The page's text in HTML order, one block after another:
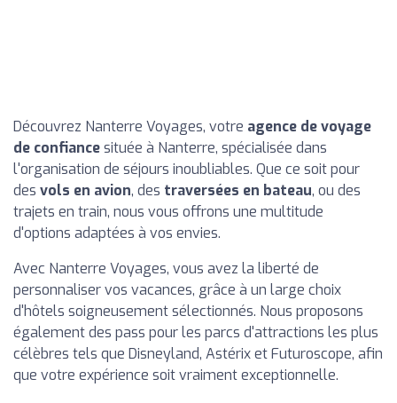
Découvrez Nanterre Voyages, votre agence de voyage
de confiancesituée à Nanterre, spécialisée dans
l'organisation de séjours inoubliables. Que ce soit pour
des vols en avion, des traversées en bateau, ou des
trajets en train, nous vous offrons une multitude
d'options adaptées à vos envies.
Avec Nanterre Voyages, vous avez la liberté de
personnaliser vos vacances, grâce à un large choix
d'hôtels soigneusement sélectionnés. Nous proposons
également des pass pour les parcs d'attractions les plus
célèbres tels que Disneyland, Astérix et Futuroscope, afin
que votre expérience soit vraiment exceptionnelle.